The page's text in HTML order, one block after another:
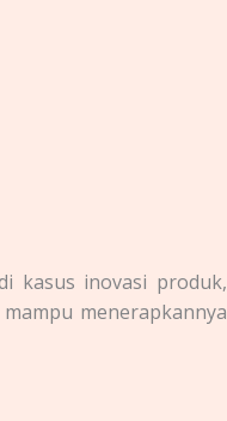
kasus inovasi produk,
menerapkannya